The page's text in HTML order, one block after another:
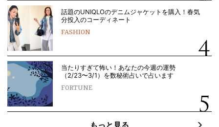
話題のUNIQLOのデニムジャケットを購入！春気
分投入のコーディネート
FASHION
当たりすぎて怖い！あなたの今週の運勢
（2/23〜3/1）を数秘術占いで占います
FORTUNE